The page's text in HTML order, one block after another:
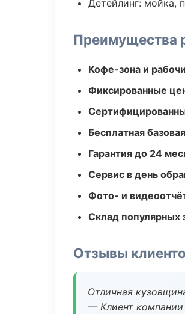
Детейлинг: мойка,
Преимущества
Кофе-зона и
Фиксированные
Бесплатная
Гарантия до 24
Сервис в день
Фото- и
Склад популярных
Отзывы
Отличная
— Клиент компании